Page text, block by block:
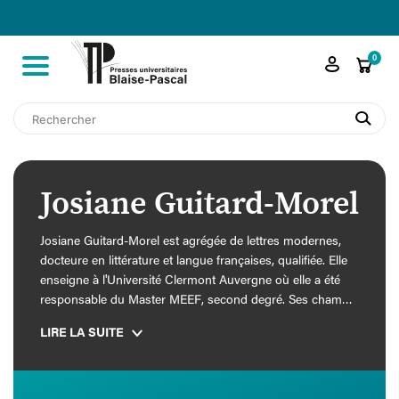
shopping_cart0

search
Josiane Guitard-Morel
Josiane Guitard-Morel est agrégée de lettres modernes,
docteure en littérature et langue françaises, qualifiée. Elle
enseigne à l'Université Clermont Auvergne où elle a été
responsable du Master MEEF, second degré. Ses champs
l'éducation et la construction de soi dans les œuvres de
LIRE LA SUITE